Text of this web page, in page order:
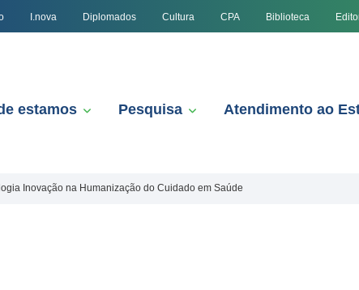
I.nova Diplomados Cultura CPA Biblioteca
estamos Pesquisa Atendimento ao
Inovação na Humanização do Cuidado em Saúde